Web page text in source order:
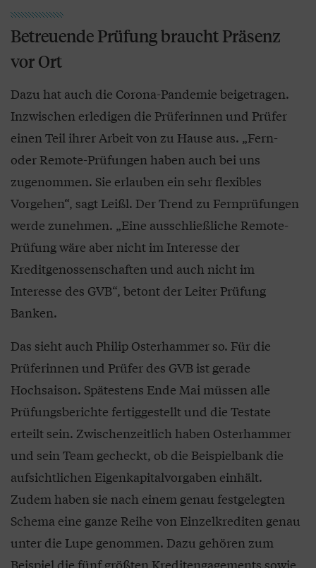
Betreuende Prüfung braucht Präsenz
vor Ort
Dazu hat auch die Corona-Pandemie beigetragen.
Inzwischen erledigen die Prüferinnen und Prüfer
einen Teil ihrer Arbeit von zu Hause aus. „Fern-
oder Remote-Prüfungen haben auch bei uns
zugenommen. Sie erlauben ein sehr flexibles
Vorgehen“, sagt Leißl. Der Trend zu Fernprüfungen
werde zunehmen. „Eine ausschließliche Remote-
Prüfung wäre aber nicht im Interesse der
Kreditgenossenschaften und auch nicht im
Interesse des GVB“, betont der Leiter Prüfung
Banken.
Das sieht auch Philip Osterhammer so. Für die
Prüferinnen und Prüfer des GVB ist gerade
Hochsaison. Spätestens Ende Mai müssen alle
Prüfungsberichte fertiggestellt und die Testate
erteilt sein. Zwischenzeitlich haben Osterhammer
und sein Team gecheckt, ob die Beispielbank die
aufsichtlichen Eigenkapitalvorgaben einhält.
Zudem haben sie nach einem genau festgelegten
Schema eine ganze Reihe von Einzelkrediten genau
unter die Lupe genommen. Dazu gehören zum
Beispiel die fünf größten Kreditengagements sowie